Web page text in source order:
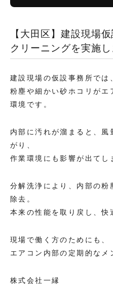
【大田区】建設現場
クリーニングを実施し
建設現場の仮設事務所では
粉塵や細かい砂ホコリがエ
環境です。
内部に汚れが溜まると、風
がり、
作業環境にも影響が出てし
分解洗浄により、内部の粉
除去。
本来の性能を取り戻し、快
現場で働く方のためにも、
エアコン内部の定期的なメ
株式会社一縁